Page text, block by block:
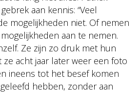
aan kennis: “Veel
mogelijkheden niet. Of nemen
aan te nemen.
Ze zijn zo druk met hun
ze acht jaar later weer een foto
ineens tot het besef komen
hebben, zonder aan